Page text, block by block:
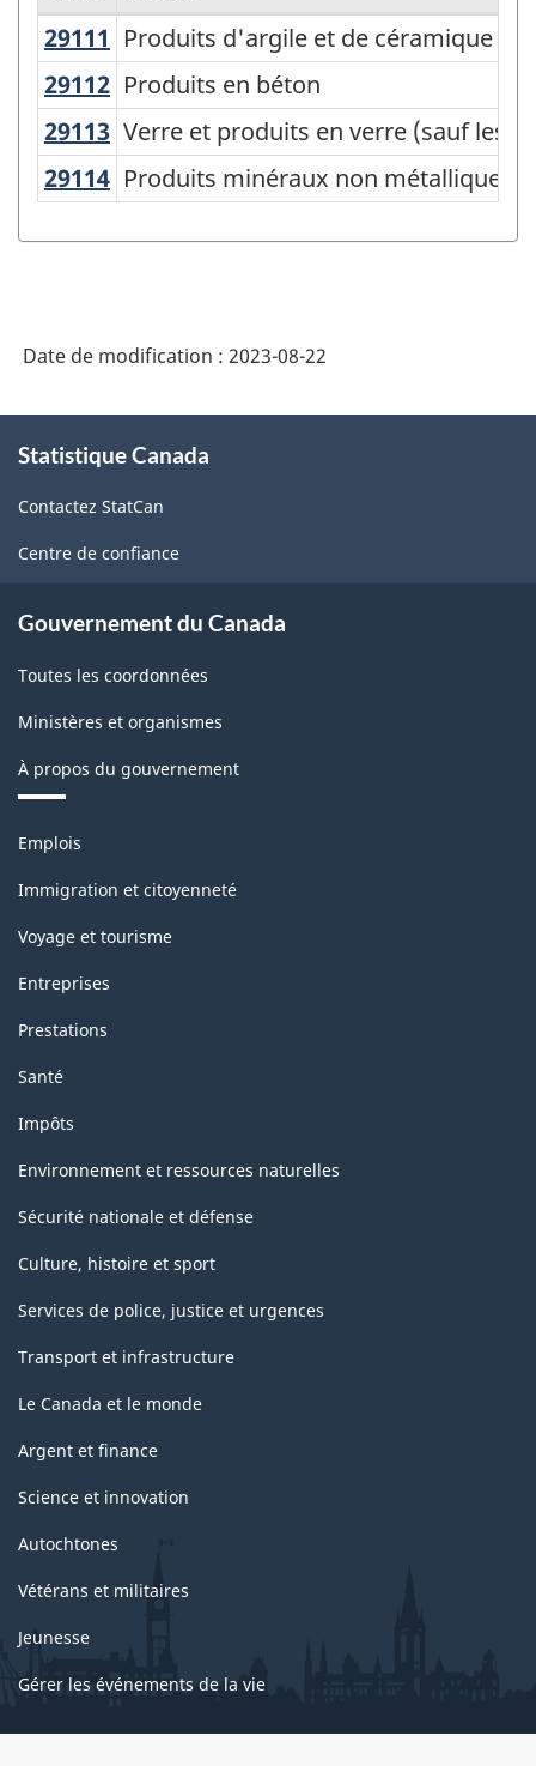
Variante
du
SCPAN
Canada
2017
version
Indice
prix
produits
industriels
-
Structure
de
classification
29111 Produits d'argile et de céramique
Produits d'argile et de céramique et
29112 Produits en béton
Produits en béton
29113 Verre et produits en verre (sauf
Verre et produits en verre (sauf les
29114 Produits minéraux non
Produits minéraux non métalliques,
Date de modification : 2023-08-22
propos
ce
site
Statistique Canada
Contactez StatCan
Centre de confiance
Gouvernement du Canada
Toutes les coordonnées
Ministères et organismes
À propos du gouvernement
Thèmes
sujets
Emplois
Immigration et citoyenneté
Voyage et tourisme
Entreprises
Prestations
Santé
Impôts
Environnement et ressources naturelles
Sécurité nationale et défense
Culture, histoire et sport
Services de police, justice et urgences
Transport et infrastructure
Le Canada et le monde
Argent et finance
Science et innovation
Autochtones
Vétérans et militaires
Jeunesse
Gérer les événements de la vie